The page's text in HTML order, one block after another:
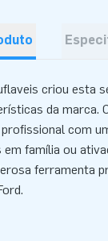
criou esta
da marca.
com
família ou
ferramenta